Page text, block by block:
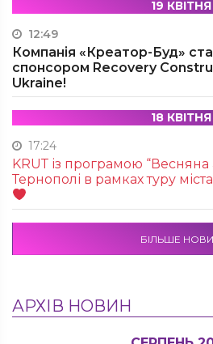
19 КВІТНЯ
12:49
Компанія «Креатор-Буд»
спонсором Recovery
Ukraine!
18 КВІТНЯ
17:24
KRUТ із програмою “Весняна
Тернополі в рамках туру
БІЛЬШЕ
АРХІВ НОВИН